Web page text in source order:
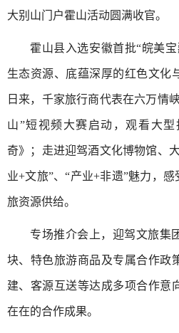
大别山门户霍山活动圆满收官。
霍山县入选安徽首批“皖美
生态资源、底蕴深厚的红色文化
日来，千家旅行商代表在六万情
山”短视频大赛启动，观看大
奇》；走进迎驾酒文化博物馆、
业+文旅”、“产业+非遗”魅力，
旅资源供给。
专场推介会上，迎驾文旅集
块、特色旅游商品及专属合作政
建、客源互送等达成多项合作意
在在的合作成果。